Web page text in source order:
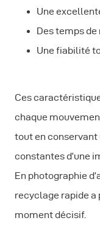
Une
Des temps
Une fiabilité
Ces
chaque
tout en
constantes d’une
En photographie
recyclage rapide a
moment décisif.